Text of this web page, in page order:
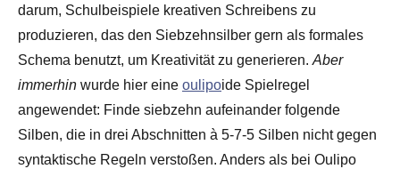
darum, Schulbeispiele kreativen Schreibens zu
produzieren, das den Siebzehnsilber gern als formales
Schema benutzt, um Kreativität zu generieren. Aber
immerhin wurde hier eine oulipoide Spielregel
angewendet: Finde siebzehn aufeinander folgende
Silben, die in drei Abschnitten à 5-7-5 Silben nicht gegen
syntaktische Regeln verstoßen. Anders als bei Oulipo